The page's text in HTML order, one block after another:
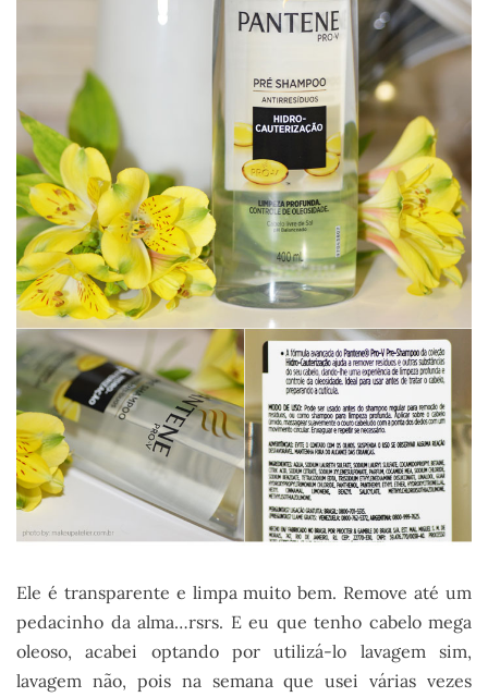
Ele é transparente e limpa muito bem. Remove até um
pedacinho da alma…rsrs. E eu que tenho cabelo mega
oleoso, acabei optando por utilizá-lo lavagem sim,
lavagem não, pois na semana que usei várias vezes